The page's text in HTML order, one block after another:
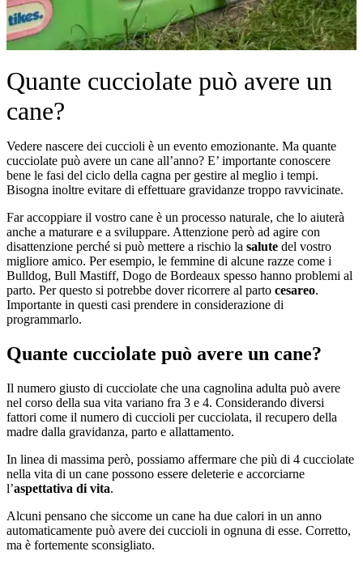
Quante cucciolate può avere un
cane?
Vedere nascere dei cuccioli è un evento emozionante. Ma quante
cucciolate può avere un cane all’anno? E’ importante conoscere
bene le fasi del ciclo della cagna per gestire al meglio i tempi.
Bisogna inoltre evitare di effettuare gravidanze troppo ravvicinate.
Far accoppiare il vostro cane è un processo naturale, che lo aiuterà
anche a maturare e a sviluppare. Attenzione però ad agire con
disattenzione perché si può mettere a rischio la salute del vostro
migliore amico. Per esempio, le femmine di alcune razze come i
Bulldog, Bull Mastiff, Dogo de Bordeaux spesso hanno problemi al
parto. Per questo si potrebbe dover ricorrere al parto cesareo.
Importante in questi casi prendere in considerazione di
programmarlo.
Quante cucciolate può avere un cane?
Il numero giusto di cucciolate che una cagnolina adulta può avere
nel corso della sua vita variano fra 3 e 4. Considerando diversi
fattori come il numero di cuccioli per cucciolata, il recupero della
madre dalla gravidanza, parto e allattamento.
In linea di massima però, possiamo affermare che più di 4 cucciolate
nella vita di un cane possono essere deleterie e accorciarne
l’aspettativa di vita.
Alcuni pensano che siccome un cane ha due calori in un anno
automaticamente può avere dei cuccioli in ognuna di esse. Corretto,
ma è fortemente sconsigliato.